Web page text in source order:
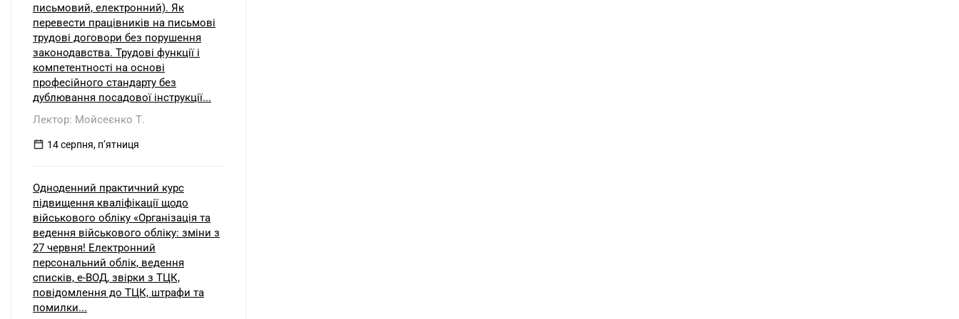
письмовий, електронний). Як
перевести працівників на письмові
трудові договори без порушення
законодавства. Трудові функції і
компетентності на основі
професійного стандарту без
дублювання посадової інструкції...
Лектор: Мойсеєнко Т.
14 серпня, пʼятниця
Одноденний практичний курс
підвищення кваліфікації щодо
військового обліку «Організація та
ведення військового обліку: зміни з
27 червня! Електронний
персональний облік, ведення
списків, е-ВОД, звірки з ТЦК,
повідомлення до ТЦК, штрафи та
помилки...